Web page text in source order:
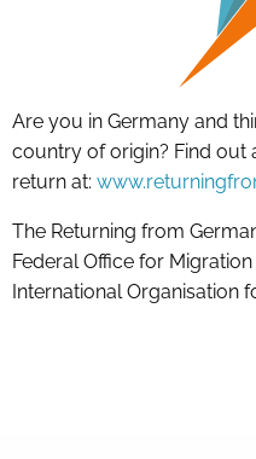
Are you in Germany and
country of origin? Find
return at:
The Returning from
Federal Office for
International Organisation